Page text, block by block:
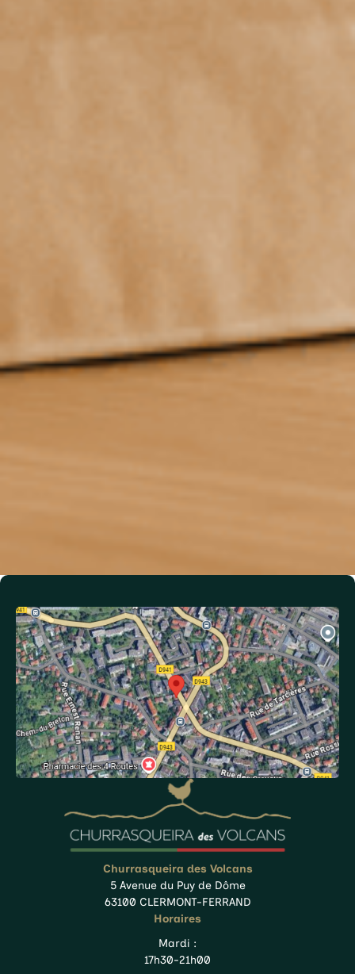
Churrasqueira des Volcans
5 Avenue du Puy de Dôme
63100 CLERMONT-FERRAND
Horaires
Mardi :
17h30-21h00